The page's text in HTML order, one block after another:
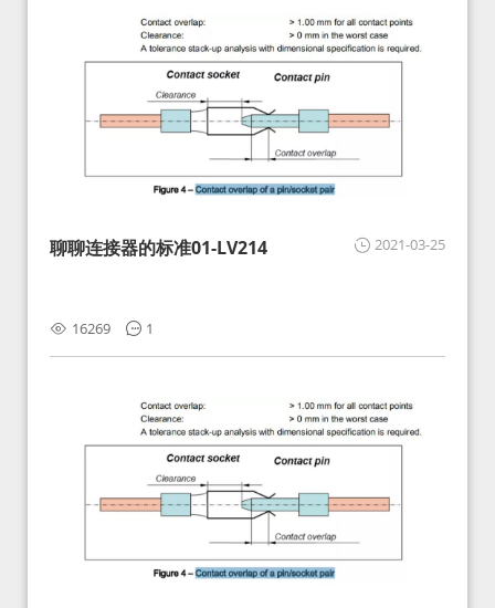
2021-03-25
聊聊连接器的标准01-LV214
16269 1